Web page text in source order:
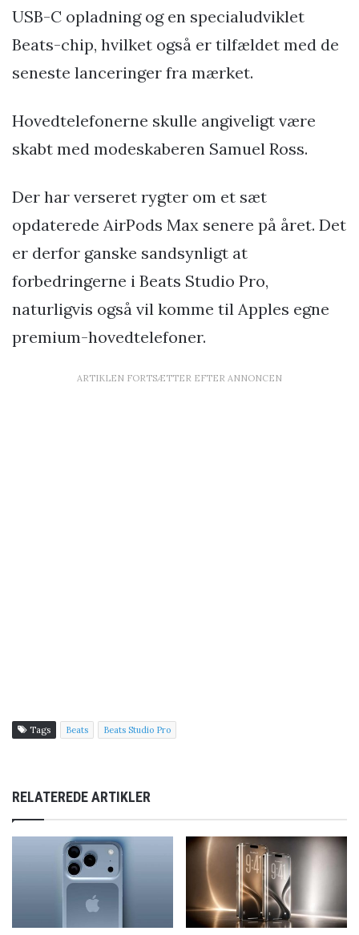
USB-C opladning og en specialudviklet
Beats-chip, hvilket også er tilfældet med de
seneste lanceringer fra mærket.
Hovedtelefonerne skulle angiveligt være
skabt med modeskaberen Samuel Ross.
Der har verseret rygter om et sæt
opdaterede AirPods Max senere på året. Det
er derfor ganske sandsynligt at
forbedringerne i Beats Studio Pro,
naturligvis også vil komme til Apples egne
premium-hovedtelefoner.
ARTIKLEN FORTSÆTTER EFTER ANNONCEN
Tags Beats Beats Studio Pro
RELATEREDE ARTIKLER